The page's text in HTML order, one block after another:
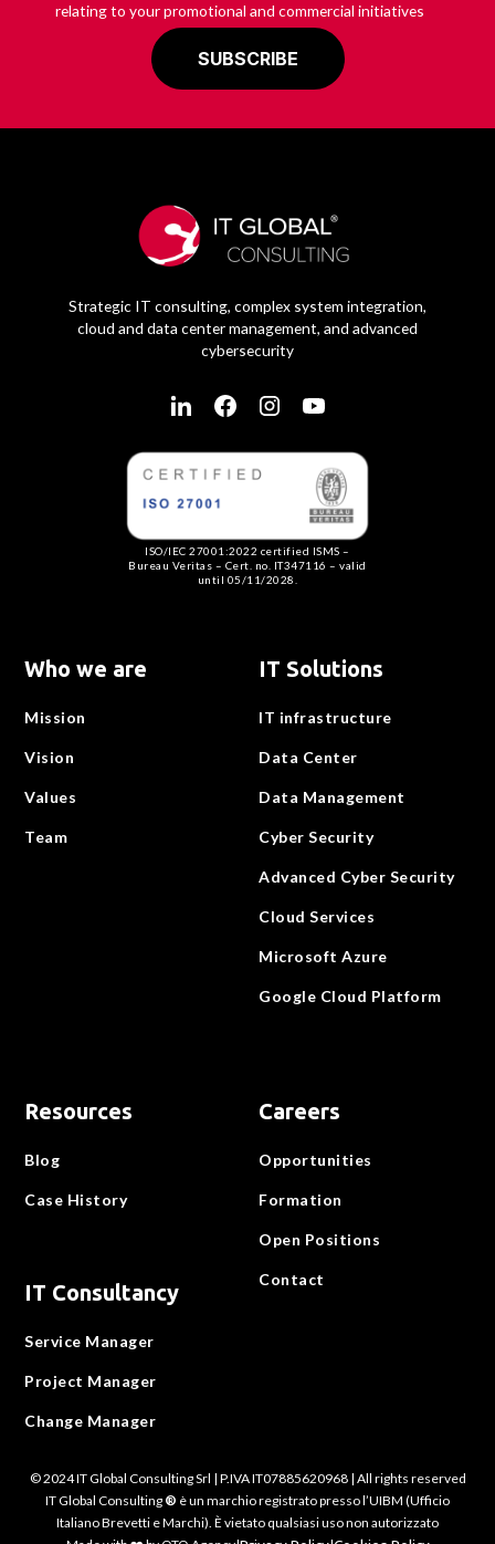
relating to your promotional and commercial initiatives
Strategic IT consulting, complex system integration,
cloud and data center management, and advanced
cybersecurity
ISO/IEC 27001:2022 certified ISMS –
Bureau Veritas – Cert. no. IT347116 – valid
until 05/11/2028.
Who we are
Mission
Vision
Values
Team
IT Solutions
IT infrastructure
Data Center
Data Management
Cyber Security
Advanced Cyber Security
Cloud Services
Microsoft Azure
Google Cloud Platform
Resources
Blog
Case History
IT Consultancy
Service Manager
Project Manager
Change Manager
Careers
Opportunities
Formation
Open Positions
Contact
© 2024 IT Global Consulting Srl | P.IVA IT07885620968 | All rights reserved
IT Global Consulting ® è un marchio registrato presso l’UIBM (Ufficio
Italiano Brevetti e Marchi). È vietato qualsiasi uso non autorizzato